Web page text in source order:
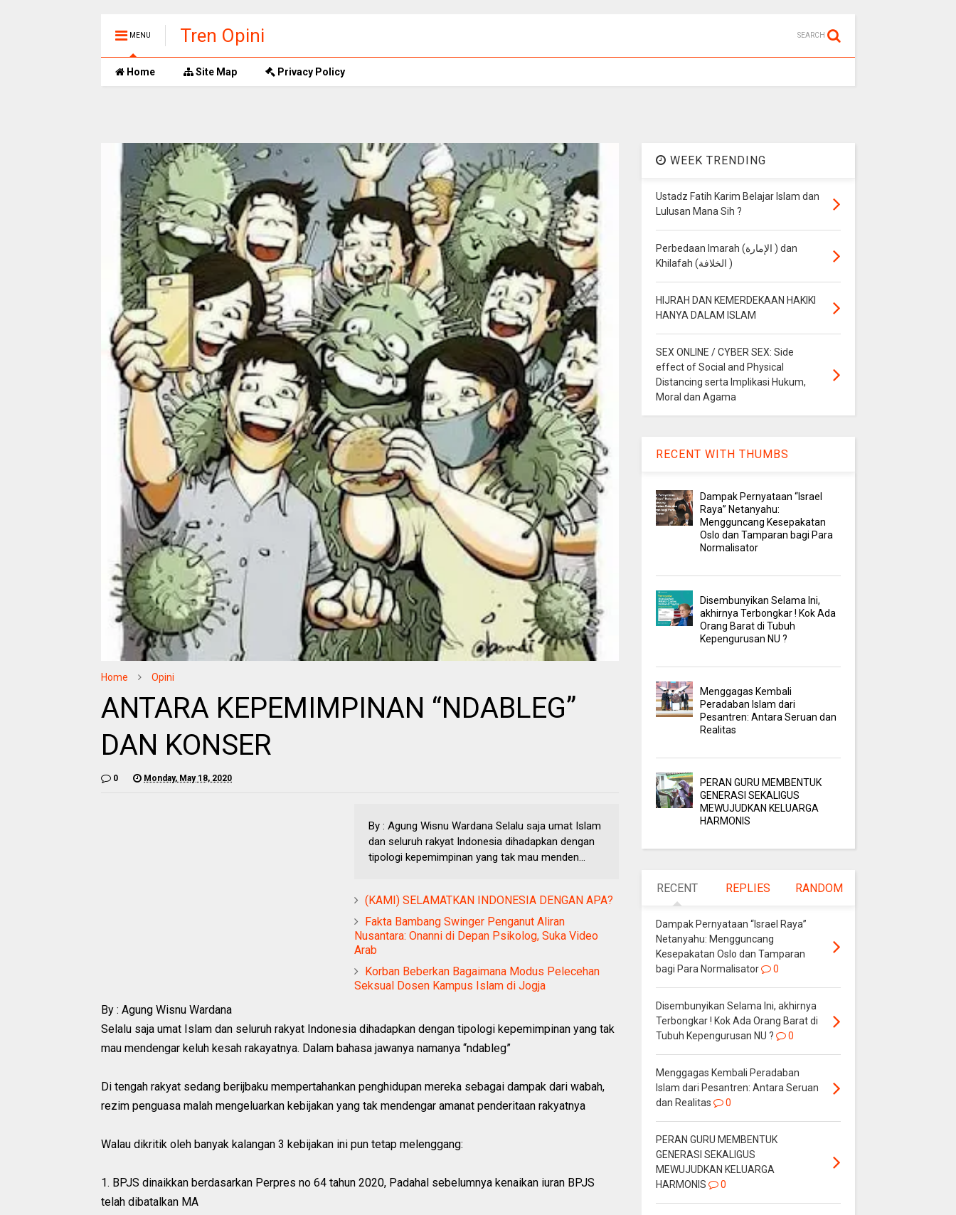
MENU Tren Opini SEARCH
Home Site Map Privacy Policy
Home Opini
ANTARA KEPEMIMPINAN “NDABLEG”
DAN KONSER
0 Monday, May 18, 2020
By : Agung Wisnu Wardana Selalu saja umat Islam
dan seluruh rakyat Indonesia dihadapkan dengan
tipologi kepemimpinan yang tak mau menden...
(KAMI) SELAMATKAN INDONESIA DENGAN APA?
Fakta Bambang Swinger Penganut Aliran
Nusantara: Onanni di Depan Psikolog, Suka Video
Arab
Korban Beberkan Bagaimana Modus Pelecehan
Seksual Dosen Kampus Islam di Jogja
By : Agung Wisnu Wardana
Selalu saja umat Islam dan seluruh rakyat Indonesia dihadapkan dengan tipologi kepemimpinan yang tak
mau mendengar keluh kesah rakayatnya. Dalam bahasa jawanya namanya “ndableg”
Di tengah rakyat sedang berijbaku mempertahankan penghidupan mereka sebagai dampak dari wabah,
rezim penguasa malah mengeluarkan kebijakan yang tak mendengar amanat penderitaan rakyatnya
Walau dikritik oleh banyak kalangan 3 kebijakan ini pun tetap melenggang:
1. BPJS dinaikkan berdasarkan Perpres no 64 tahun 2020, Padahal sebelumnya kenaikan iuran BPJS
telah dibatalkan MA
WEEK TRENDING
Ustadz Fatih Karim Belajar Islam dan
Lulusan Mana Sih ?
Perbedaan Imarah (الإمارة ) dan
Khilafah (الخلافة )
HIJRAH DAN KEMERDEKAAN HAKIKI
HANYA DALAM ISLAM
SEX ONLINE / CYBER SEX: Side
effect of Social and Physical
Distancing serta Implikasi Hukum,
Moral dan Agama
RECENT WITH THUMBS
Dampak Pernyataan “Israel
Raya” Netanyahu:
Mengguncang Kesepakatan
Oslo dan Tamparan bagi Para
Normalisator
Disembunyikan Selama Ini,
akhirnya Terbongkar ! Kok Ada
Orang Barat di Tubuh
Kepengurusan NU ?
Menggagas Kembali
Peradaban Islam dari
Pesantren: Antara Seruan dan
Realitas
PERAN GURU MEMBENTUK
GENERASI SEKALIGUS
MEWUJUDKAN KELUARGA
HARMONIS
RECENT REPLIES RANDOM
Dampak Pernyataan “Israel Raya”
Netanyahu: Mengguncang
Kesepakatan Oslo dan Tamparan
bagi Para Normalisator
0
Disembunyikan Selama Ini, akhirnya
Terbongkar ! Kok Ada Orang Barat di
Tubuh Kepengurusan NU ?
0
Menggagas Kembali Peradaban
Islam dari Pesantren: Antara Seruan
dan Realitas
0
PERAN GURU MEMBENTUK
GENERASI SEKALIGUS
MEWUJUDKAN KELUARGA
HARMONIS
0